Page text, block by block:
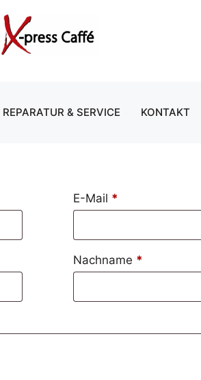
REPARATUR & SERVICE KONTAKT
E-Mail *
Nachname *